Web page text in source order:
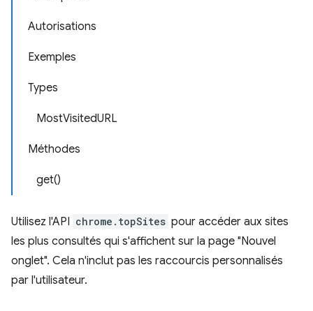
Autorisations
Exemples
Types
MostVisitedURL
Méthodes
get()
Utilisez l'API chrome.topSites pour accéder aux sites
les plus consultés qui s'affichent sur la page "Nouvel
onglet". Cela n'inclut pas les raccourcis personnalisés
par l'utilisateur.